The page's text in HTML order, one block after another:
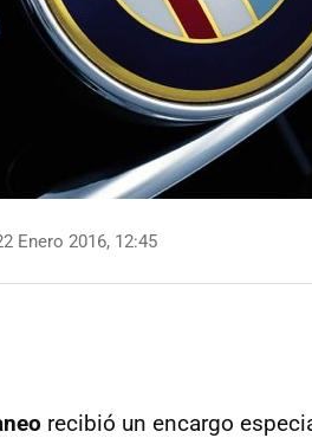
Enero 2016, 12:45
recibió un encargo